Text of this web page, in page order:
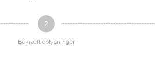
2
Bekræft oplysninger